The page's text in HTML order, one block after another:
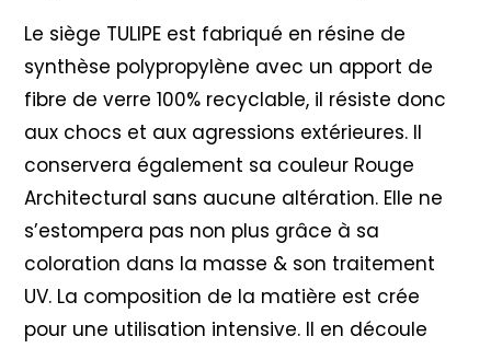
Le siège TULIPE est fabriqué en résine de
synthèse polypropylène avec un apport de
fibre de verre 100% recyclable, il résiste donc
aux chocs et aux agressions extérieures. Il
conservera également sa couleur Rouge
Architectural sans aucune altération. Elle ne
s’estompera pas non plus grâce à sa
coloration dans la masse & son traitement
UV. La composition de la matière est crée
pour une utilisation intensive. Il en découle